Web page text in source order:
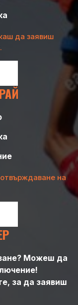
да заявиш
на
Можеш да
за да заявиш